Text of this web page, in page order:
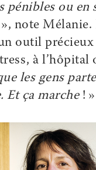
pénibles ou en
note Mélanie.
outil
à l’hôpital
les gens
Et ça marche! »